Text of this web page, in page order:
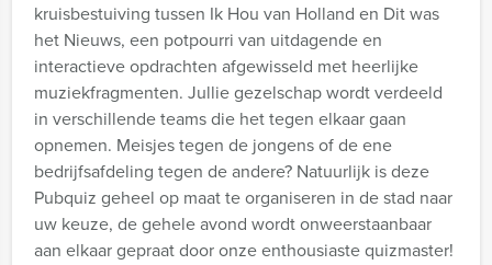
kruisbestuiving tussen Ik Hou van Holland en Dit was
het Nieuws, een potpourri van uitdagende en
interactieve opdrachten afgewisseld met heerlijke
muziekfragmenten. Jullie gezelschap wordt verdeeld
in verschillende teams die het tegen elkaar gaan
opnemen. Meisjes tegen de jongens of de ene
bedrijfsafdeling tegen de andere? Natuurlijk is deze
Pubquiz geheel op maat te organiseren in de stad naar
uw keuze, de gehele avond wordt onweerstaanbaar
aan elkaar gepraat door onze enthousiaste quizmaster!